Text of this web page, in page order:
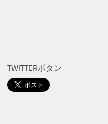
TWITTERボタン